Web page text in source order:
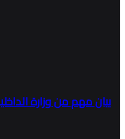
بيان مهم من وزارة